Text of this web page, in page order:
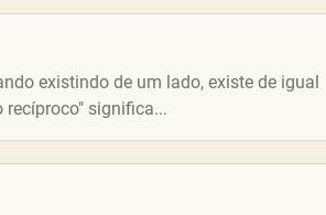
existindo de um lado, existe de igual
recíproco" significa...